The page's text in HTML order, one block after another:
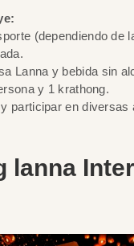
(dependiendo de
Lanna y bebida sin
y 1 krathong.
participar en diversas
lanna